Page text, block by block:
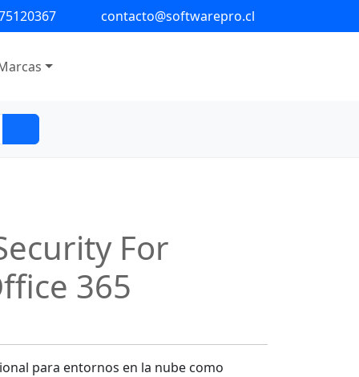
contacto@softwarepro.cl
For
365
para entornos en la nube como